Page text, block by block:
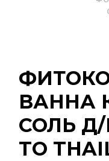
ВАННА
СОЛЬ
TO